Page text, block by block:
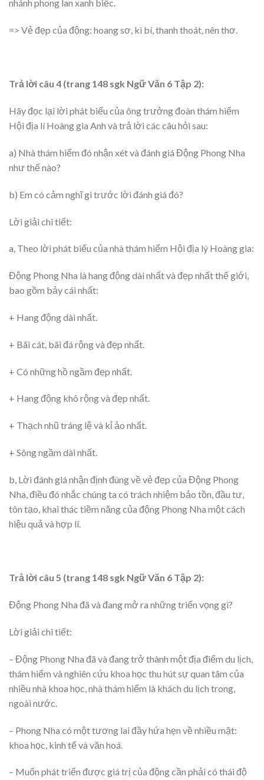
nhánh phong lan xanh biếc.
=> Vẻ đẹp của động: hoang sơ, kì bí, thanh thoát, nên thơ.
Trả lời câu 4 (trang 148 sgk Ngữ Văn 6 Tập 2):
Hãy đọc lại lời phát biểu của ông trưởng đoàn thám hiểm
Hội địa lí Hoàng gia Anh và trả lời các câu hỏi sau:
a) Nhà thám hiểm đó nhận xét và đánh giá Động Phong Nha
như thế nào?
b) Em có cảm nghĩ gì trước lời đánh giá đó?
Lời giải chi tiết:
a, Theo lời phát biểu của nhà thám hiểm Hội địa lý Hoàng gia:
Động Phong Nha là hang động dài nhất và đẹp nhất thế giới,
bao gồm bảy cái nhất:
+ Hang động dài nhất.
+ Bãi cát, bãi đá rộng và đẹp nhất.
+ Có những hồ ngầm đẹp nhất.
+ Hang động khô rộng và đẹp nhất.
+ Thạch nhũ tráng lệ và kỉ ảo nhất.
+ Sông ngầm dài nhất.
b, Lời đánh giá nhận định đúng về vẻ đẹp của Động Phong
Nha, điều đó nhắc chúng ta có trách nhiệm bảo tồn, đầu tư,
tôn tạo, khai thác tiềm năng của động Phong Nha một cách
hiệu quả và hợp lí.
Trả lời câu 5 (trang 148 sgk Ngữ Văn 6 Tập 2):
Động Phong Nha đã và đang mở ra những triển vọng gì?
Lời giải chi tiết:
– Động Phong Nha đã và đang trở thành một địa điểm du lịch,
thám hiểm và nghiên cứu khoa học thu hút sự quan tâm của
nhiều nhà khoa học, nhà thám hiểm là khách du lịch trong,
ngoài nước.
– Phong Nha có một tương lai đầy hứa hẹn về nhiều mặt:
khoa học, kinh tế và văn hoá.
– Muốn phát triển được giá trị của động cần phải có thái độ